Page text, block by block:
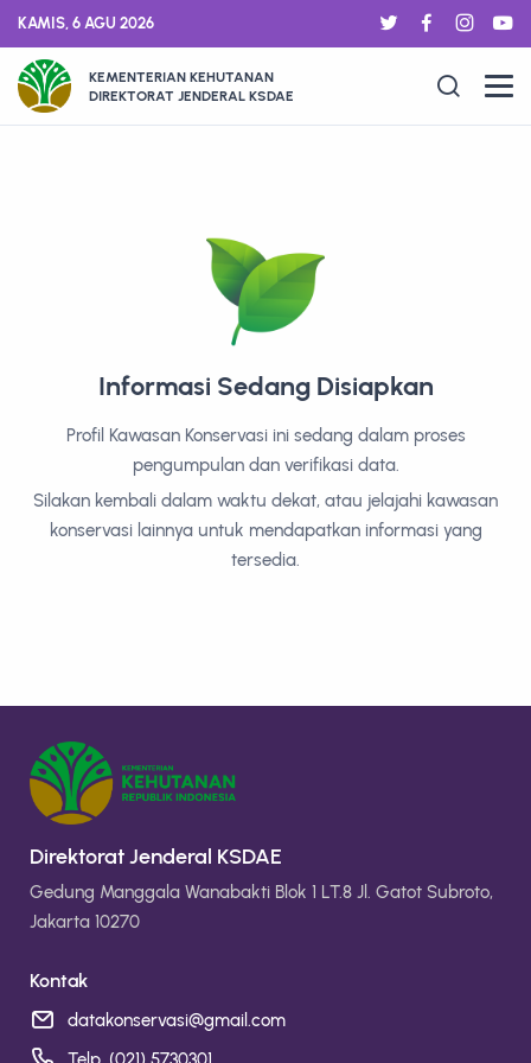
KAMIS, 6 AGU 2026
KEMENTERIAN KEHUTANAN
DIREKTORAT JENDERAL KSDAE
Informasi Sedang Disiapkan
Profil Kawasan Konservasi ini sedang dalam proses
pengumpulan dan verifikasi data.
Silakan kembali dalam waktu dekat, atau jelajahi kawasan
konservasi lainnya untuk mendapatkan informasi yang
tersedia.
Direktorat Jenderal KSDAE
Gedung Manggala Wanabakti Blok 1 LT.8 Jl. Gatot Subroto,
Jakarta 10270
Kontak
datakonservasi@gmail.com